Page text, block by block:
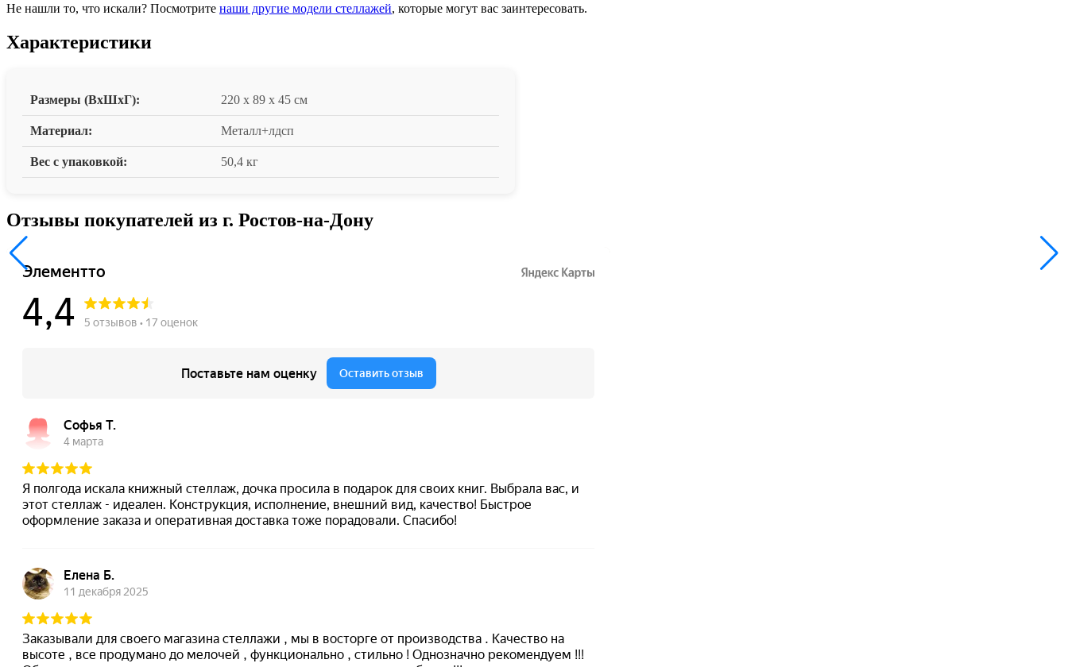
Не нашли то, что искали? Посмотрите наши другие модели стеллажей, которые могут вас заинтересовать.
Характеристики
Размеры (ВxШxГ): 220 x 89 x 45 см
Материал: Металл+лдсп
Вес с упаковкой: 50,4 кг
Отзывы покупателей из г. Ростов-на-Дону